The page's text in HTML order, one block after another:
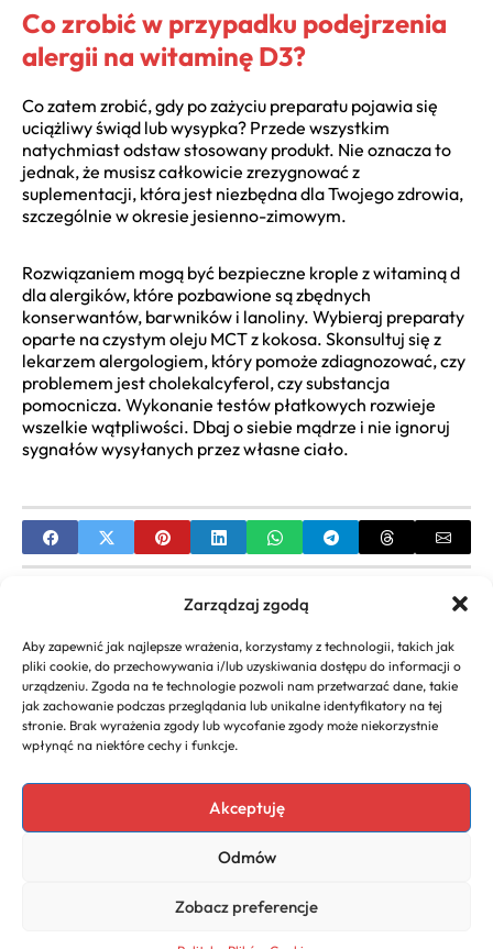
Zarządzaj zgodą
Aby zapewnić jak najlepsze wrażenia, korzystamy z technologii, takich jak
pliki cookie, do przechowywania i/lub uzyskiwania dostępu do informacji o
urządzeniu. Zgoda na te technologie pozwoli nam przetwarzać dane, takie
jak zachowanie podczas przeglądania lub unikalne identyfikatory na tej
stronie. Brak wyrażenia zgody lub wycofanie zgody może niekorzystnie
wpłynąć na niektóre cechy i funkcje.
Akceptuję
Odmów
Zobacz preferencje
Co zrobić w przypadku podejrzenia
alergii na witaminę D3?
Co zatem zrobić, gdy po zażyciu preparatu pojawia się
uciążliwy świąd lub wysypka? Przede wszystkim
natychmiast odstaw stosowany produkt. Nie oznacza to
jednak, że musisz całkowicie zrezygnować z
suplementacji, która jest niezbędna dla Twojego zdrowia,
szczególnie w okresie jesienno-zimowym.
Rozwiązaniem mogą być bezpieczne krople z witaminą d
dla alergików, które pozbawione są zbędnych
konserwantów, barwników i lanoliny. Wybieraj preparaty
oparte na czystym oleju MCT z kokosa. Skonsultuj się z
lekarzem alergologiem, który pomoże zdiagnozować, czy
problemem jest cholekalcyferol, czy substancja
pomocnicza. Wykonanie testów płatkowych rozwieje
wszelkie wątpliwości. Dbaj o siebie mądrze i nie ignoruj
sygnałów wysyłanych przez własne ciało.
Witamina K: występowanie i najlepsze źródła w
żywności
NEXT
Jak powinna wyglądać suplementacja witaminy C
Copyright 2026. All rights
Prywatności